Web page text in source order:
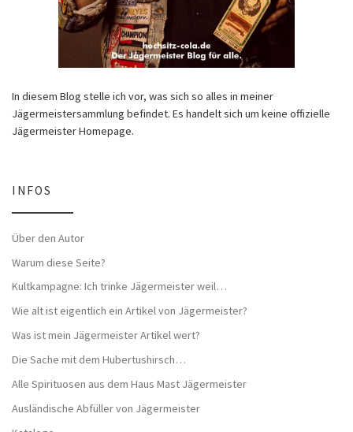
In diesem Blog stelle ich vor, was sich so alles in meiner
Jägermeistersammlung befindet. Es handelt sich um keine offizielle
Jägermeister Homepage.
INFOS
Über den Autor
Warum diese Seite?
Kultkampagne: Ich trinke Jägermeister weil…
Wie alt ist eigentlich ein Artikel von Jägermeister?
Was ist mein Jägermeister Artikel wert?
Die Sache mit dem Hubertushirsch…
Alle Spirituosen aus dem Haus Mast Jägermeister
Ausländische Abfüller von Jägermeister